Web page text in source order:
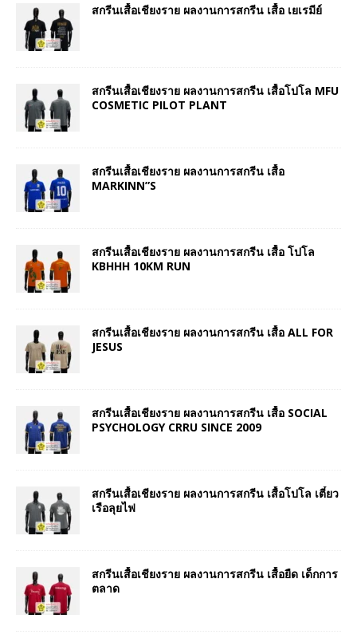
สกรีนเสื้อเชียงราย ผลงานการสกรีน เสื้อ เยเรมีย์
สกรีนเสื้อเชียงราย ผลงานการสกรีน เสื้อโปโล MFU
COSMETIC PILOT PLANT
สกรีนเสื้อเชียงราย ผลงานการสกรีน เสื้อ
MARKINN”S
สกรีนเสื้อเชียงราย ผลงานการสกรีน เสื้อ โปโล
KBHHH 10KM RUN
สกรีนเสื้อเชียงราย ผลงานการสกรีน เสื้อ ALL FOR
JESUS
สกรีนเสื้อเชียงราย ผลงานการสกรีน เสื้อ SOCIAL
PSYCHOLOGY CRRU SINCE 2009
สกรีนเสื้อเชียงราย ผลงานการสกรีน เสื้อโปโล เตี๋ยว
เรือลุยไฟ
สกรีนเสื้อเชียงราย ผลงานการสกรีน เสื้อยืด เด็กการ
ตลาด